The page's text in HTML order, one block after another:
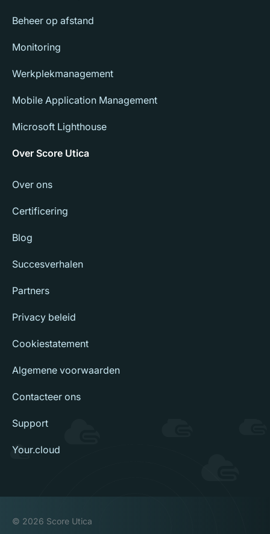
Beheer op afstand
Monitoring
Werkplekmanagement
Mobile Application Management
Microsoft Lighthouse
Over Score Utica
Over ons
Certificering
Blog
Succesverhalen
Partners
Privacy beleid
Cookiestatement
Algemene voorwaarden
Contacteer ons
Support
Your.cloud
© 2026 Score Utica